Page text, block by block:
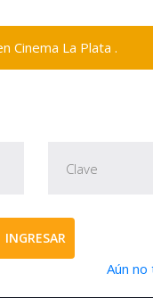
Cinema La Plata .
INGRESAR
Aún